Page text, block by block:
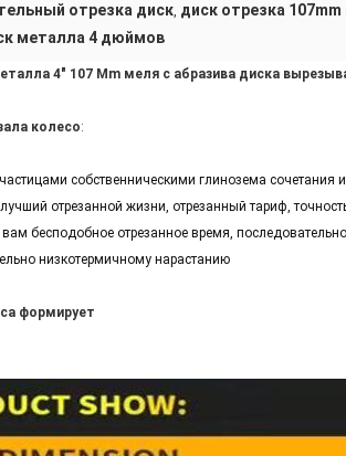
отрезка диск, диск отрезка
металла 4 дюймов
4" 107 Mm меля с абразива диска
колесо:
собственническими глинозема сочетания
отрезанной жизни, отрезанный тариф,
бесподобное отрезанное время,
низкотермичному нарастанию
формирует